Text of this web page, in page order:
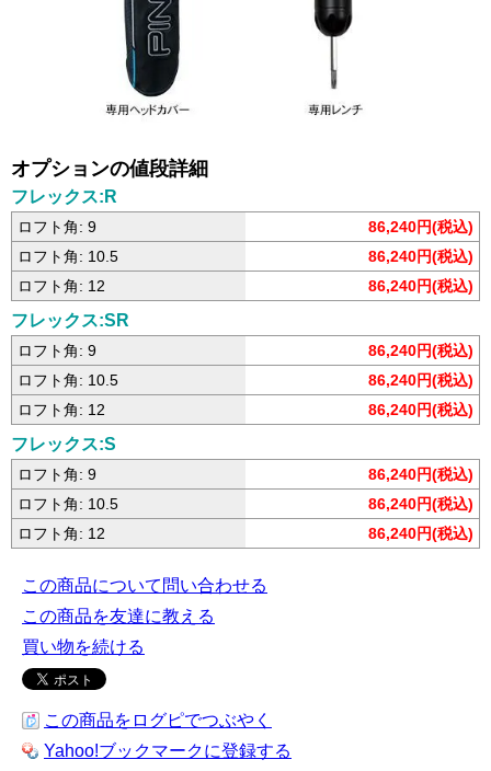
オプションの値段詳細
フレックス:R
ロフト角: 9
86,240円(税込)
ロフト角: 10.5
86,240円(税込)
ロフト角: 12
86,240円(税込)
フレックス:SR
ロフト角: 9
86,240円(税込)
ロフト角: 10.5
86,240円(税込)
ロフト角: 12
86,240円(税込)
フレックス:S
ロフト角: 9
86,240円(税込)
ロフト角: 10.5
86,240円(税込)
ロフト角: 12
86,240円(税込)
この商品について問い合わせる
この商品を友達に教える
買い物を続ける
この商品をログピでつぶやく
Yahoo!ブックマークに登録する